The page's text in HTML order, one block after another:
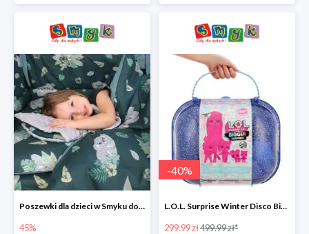
Poszewki dla dzieci w Smyku do -45%
45%
-40%
L.O.L. Surprise Winter Disco Bigger Surprise Zestaw laleczek w walizce -40%
299.99 zł499.99 zł*